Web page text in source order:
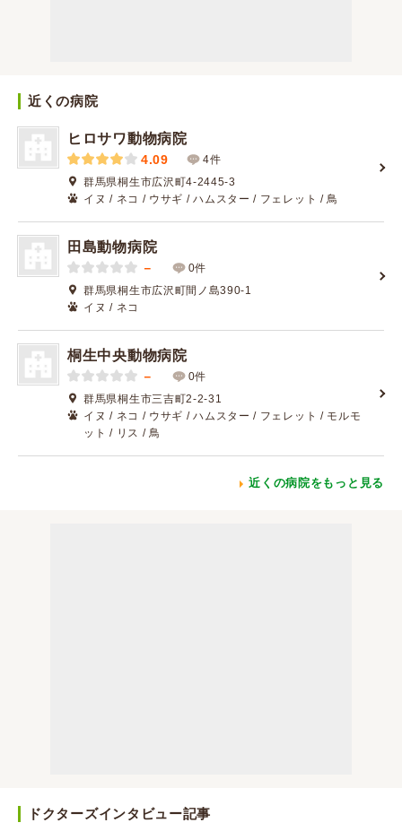
近くの病院
ヒロサワ動物病院
4.09
4件
群馬県桐生市広沢町4-2445-3
イヌ / ネコ / ウサギ / ハムスター / フェレット / 鳥
田島動物病院
－
0件
群馬県桐生市広沢町間ノ島390-1
イヌ / ネコ
桐生中央動物病院
－
0件
群馬県桐生市三吉町2-2-31
イヌ / ネコ / ウサギ / ハムスター / フェレット / モルモ
ット / リス / 鳥
近くの病院をもっと見る
ドクターズインタビュー記事